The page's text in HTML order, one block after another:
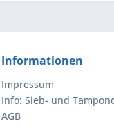
Informationen
Impressum
Info: Sieb- und
AGB